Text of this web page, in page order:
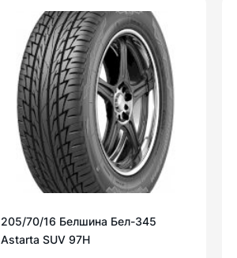
205/70/16 Белшина Бел-345
Astarta SUV 97H